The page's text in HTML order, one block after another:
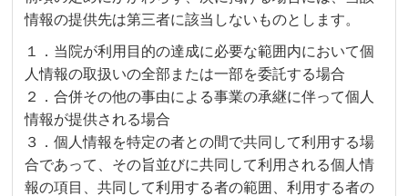
情報の提供先は第三者に該当しないものとします。
１．当院が利用目的の達成に必要な範囲内において個
人情報の取扱いの全部または一部を委託する場合
２．合併その他の事由による事業の承継に伴って個人
情報が提供される場合
３．個人情報を特定の者との間で共同して利用する場
合であって、その旨並びに共同して利用される個人情
報の項目、共同して利用する者の範囲、利用する者の